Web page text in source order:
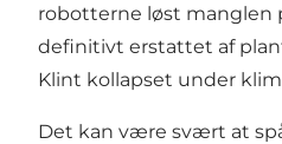
robotterne løst manglen
definitivt erstattet af
Klint kollapset under
Det kan være svært at